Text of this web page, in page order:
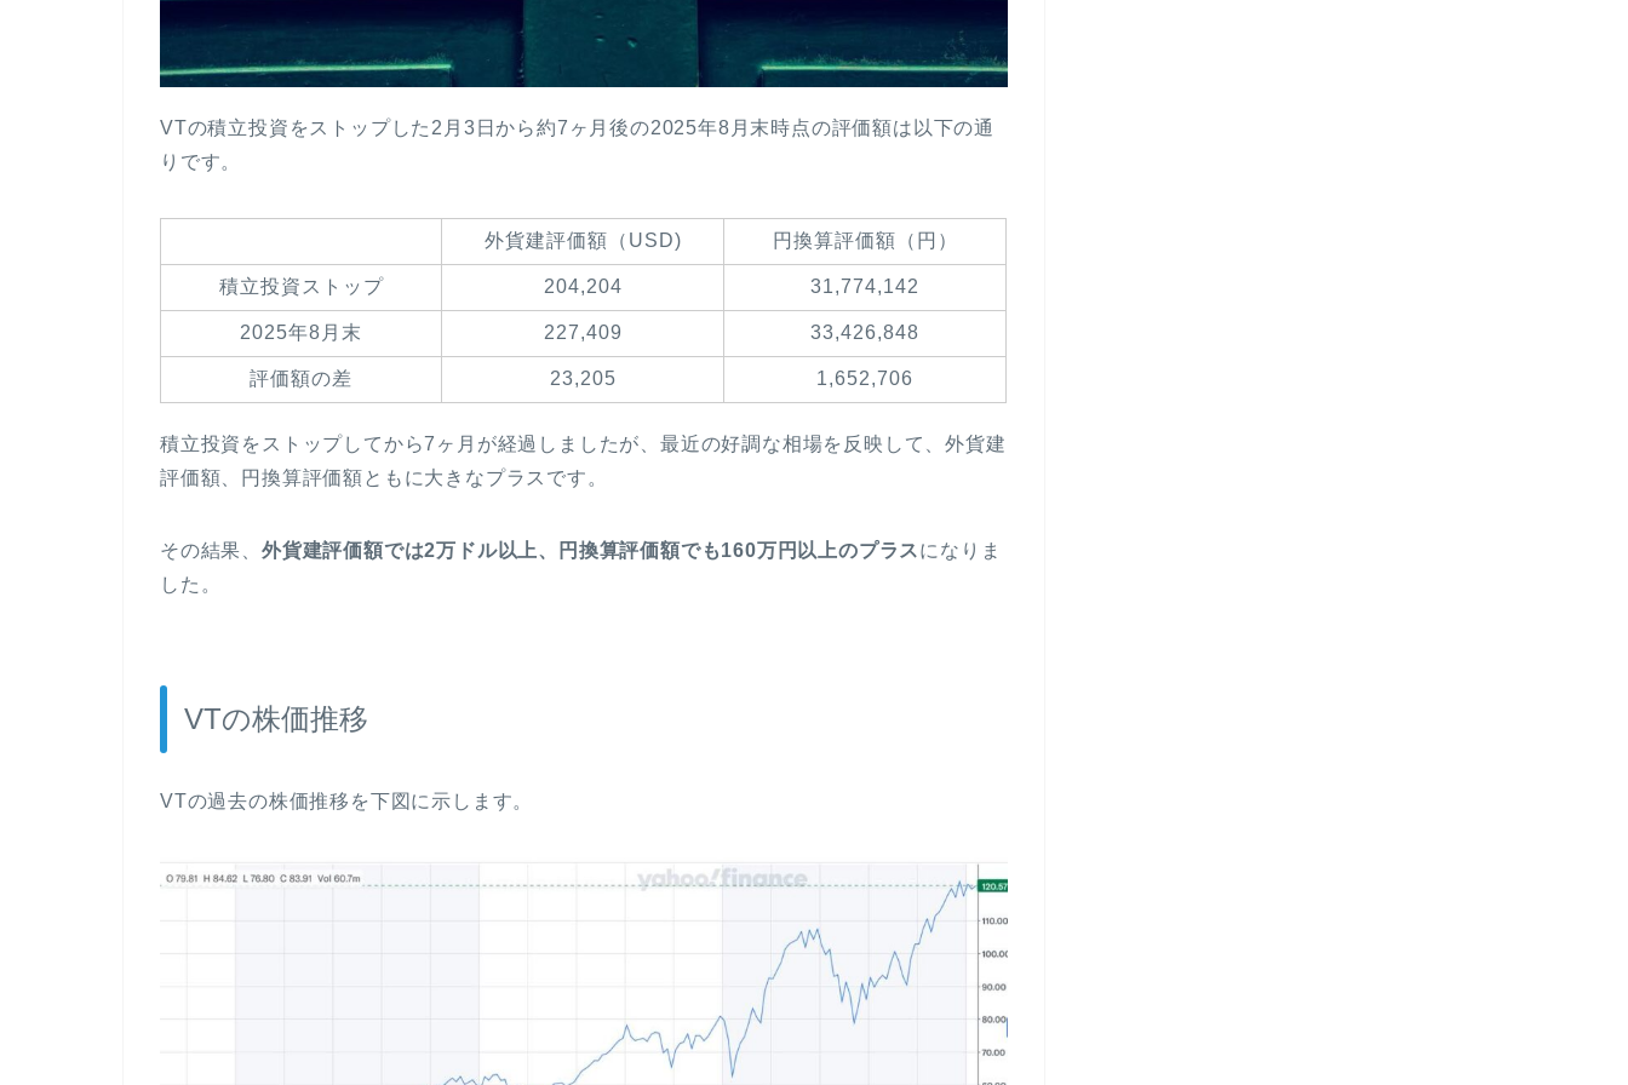
VTの積立投資をストップした2月3日から約7ヶ月後の2025年8月末時点の評価額は以下の通
りです。
外貨建評価額（USD) 円換算評価額（円）
積立投資ストップ 204,204 31,774,142
2025年8月末 227,409 33,426,848
評価額の差 23,205 1,652,706
積立投資をストップしてから7ヶ月が経過しましたが、最近の好調な相場を反映して、外貨建
評価額、円換算評価額ともに大きなプラスです。
その結果、 外貨建評価額では2万ドル以上、円換算評価額でも160万円以上のプラスになりま
した。
VTの株価推移
VTの過去の株価推移を下図に示します。